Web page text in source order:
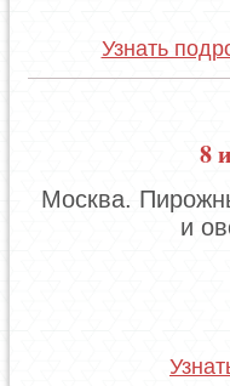
Узнать
8
Москва.
и